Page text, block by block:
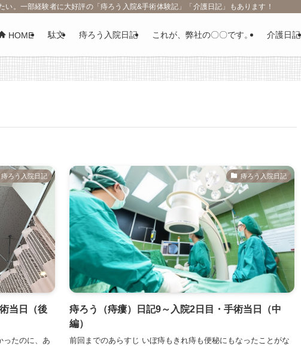
。一部経験者に大好評の「痔ろう入院&手術体験記」「介護日記」もあります！
HOME 駄文 痔ろう入院日記 これが、弊社の〇〇です。 介護日記
痔ろう入院日記
当日（後
ったのに、あ
痔ろう入院日記
痔ろう（痔瘻）日記9～入院2日目・手術当日（中
編）
前回までのあらすじ いぼ痔もきれ痔も便秘にもなったことがな